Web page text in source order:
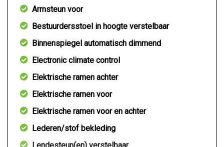
Armsteun voor
Bestuurdersstoel in hoogte verstelbaar
Binnenspiegel automatisch dimmend
Electronic climate control
Elektrische ramen achter
Elektrische ramen voor
Elektrische ramen voor en achter
Lederen/stof bekleding